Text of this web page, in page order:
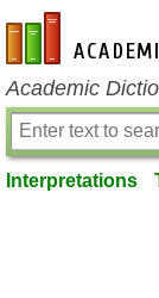
en-academic.com
Academic
Interpretations